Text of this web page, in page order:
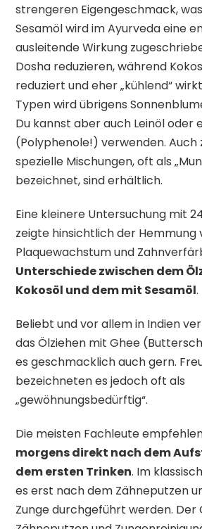
strengeren Eigengeschmack,
Sesamöl wird im Ayurveda eine
ausleitende Wirkung
Dosha reduzieren, während
reduziert und eher „kühlend“
Typen wird übrigens
Du kannst aber auch Leinöl oder
(Polyphenole!) verwenden. Auch
spezielle Mischungen, oft als
bezeichnet, sind erhältlich.
Eine kleinere Untersuchung mit
zeigte hinsichtlich der Hemmung
Plaquewachstum und
Unterschiede zwischen dem
Kokosöl und dem mit Sesamöl.
Beliebt und vor allem in Indien
das Ölziehen mit Ghee
es geschmacklich auch gern.
bezeichneten es jedoch oft als
„gewöhnungsbedürftig“.
Die meisten Fachleute
morgens direkt nach dem
dem ersten Trinken. Im
es erst nach dem Zähneputzen
Zunge durchgeführt werden. Der